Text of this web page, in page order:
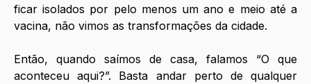
ficar isolados por pelo menos um ano e meio até a
vacina, não vimos as transformações da cidade.
Então, quando saímos de casa, falamos “O que
aconteceu aqui?”. Basta andar perto de qualquer